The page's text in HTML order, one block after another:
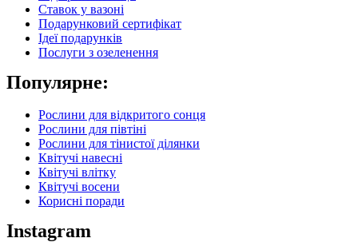
Ставок у вазоні
Подарунковий сертифікат
Ідеї подарунків
Послуги з озеленення
Популярне:
Рослини для відкритого сонця
Рослини для півтіні
Рослини для тінистої ділянки
Квітучі навесні
Квітучі влітку
Квітучі восени
Корисні поради
Instagram